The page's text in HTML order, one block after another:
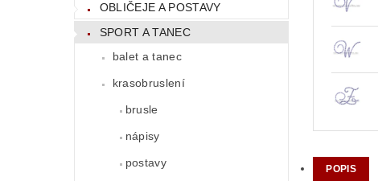
OBLIČEJE A POSTAVY
SPORT A TANEC
balet a tanec
krasobruslení
brusle
nápisy
postavy
POPIS